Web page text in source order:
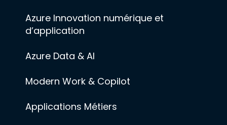
Azure Innovation numérique et
d’application
Azure Data & AI
Modern Work & Copilot
Applications Métiers